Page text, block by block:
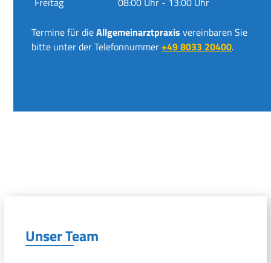
Termine für dieAllgemeinarztpraxis vereinbaren Sie
bitte unter der Telefonnummer+49 8033 20400.
Unser Team